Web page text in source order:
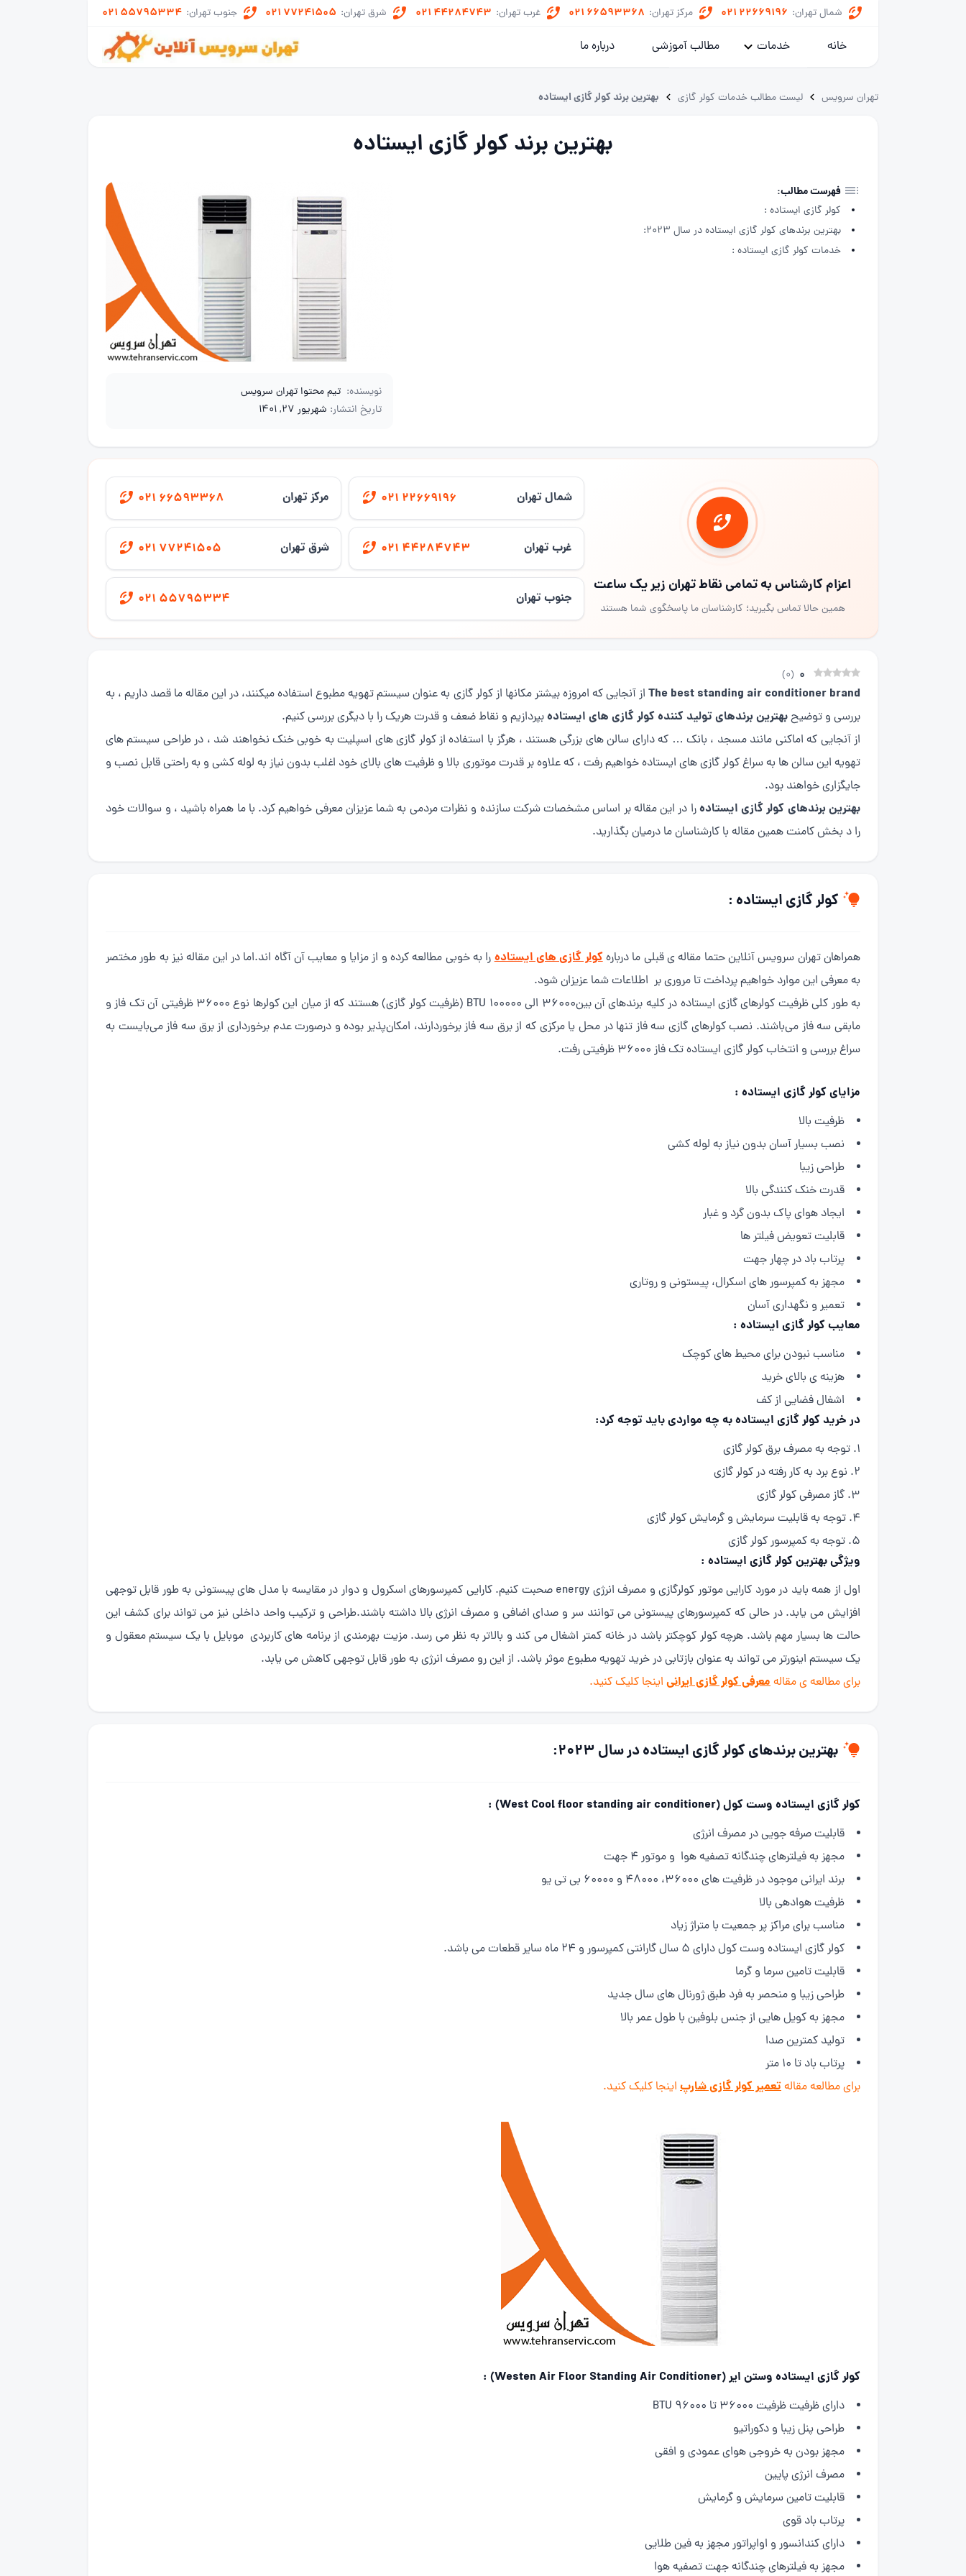
شمال تهران: 021 22669196 مرکز تهران: 021 66593368 غرب تهران: 021 44284743 شرق تهران: 021 77241505 جنوب تهران: 021 55795334
خانه خدمات
ماشین لباسشویی
خدمات داکت اسپلیت
مطالب آموزشی درباره ما
تهران سرویس لیست مطالب خدمات کولر گازی بهترین برند کولر گازی ایستاده
بهترین برند کولر گازی ایستاده
نویسنده: تیم محتوا تهران سرویس
تاریخ انتشار: شهریور 27, 1401
فهرست مطالب:
کولر گازی ایستاده :
بهترین برندهای کولر گازی ایستاده در سال 2023:
خدمات کولر گازی ایستاده :
اعزام کارشناس به تمامی نقاط تهران زیر یک ساعت
همین حالا تماس بگیرید؛ کارشناسان ما پاسخگوی شما هستند
شمال تهران 021 22669196 مرکز تهران 021 66593368
غرب تهران 021 44284743 شرق تهران 021 77241505
جنوب تهران 021 55795334
0
(
0
)
The best standing air conditioner brand از آنجایی که امروزه بیشتر مکانها از کولر گازی به عنوان سیستم تهویه مطبوع استفاده میکنند، در این مقاله ما قصد داریم ، به
بررسی و توضیحبهترین برندهای تولید کننده کولر گازی های ایستادهبپردازیم و نقاط ضعف و قدرت هریک را با دیگری بررسی کنیم.
از آنجایی که اماکنی مانند مسجد ، بانک … که دارای سالن های بزرگی هستند ، هرگز با استفاده از کولر گازی های اسپلیت به خوبی خنک نخواهند شد ، در طراحی سیستم های
تهویه این سالن ها به سراغ کولر گازی های ایستاده خواهیم رفت ، که علاوه بر قدرت موتوری بالا و ظرفیت های بالای خود اغلب بدون نیاز به لوله کشی و به راحتی قابل نصب و
جایگزاری خواهند بود.
بهترین برندهای کولر گازی ایستادهرا در این مقاله بر اساس مشخصات شرکت سازنده و نظرات مردمی به شما عزیزان معرفی خواهیم کرد. با ما همراه باشید ، و سوالات خود
را د بخش کامنت همین مقاله با کارشناسان ما درمیان بگذارید.
کولر گازی ایستاده :
همراهان تهران سرویس آنلاین حتما مقاله ی قبلی ما دربارهکولر گازی های ایستادهرا به خوبی مطالعه کرده و از مزایا و معایب آن آگاه اند.اما در این مقاله نیز به طور مختصر
به معرفی این موارد خواهیم پرداخت تا مروری بر اطلاعات شما عزیزان شود.
به طور کلی ظرفیت کولر‌های گازی ایستاده در کلیه برند‌های آن بین۳۶۰۰۰ الی ۱۰۰۰۰۰ BTU (ظرفیت کولر گازی) هستند که از میان این کولر‌ها نوع ۳۶۰۰۰ ظرفیتی آن تک فاز و
مابقی سه فاز می‌باشند. نصب کولر‌های گازی سه فاز تنها در محل یا مرکزی که از برق سه فاز برخوردارند، امکان‌پذیر بوده و درصورت عدم برخورداری از برق سه فاز می‌بایست به
سراغ بررسی و انتخاب کولر گازی ایستاده تک فاز ۳۶۰۰۰ ظرفیتی رفت.
مزایای کولر گازی ایستاده :
ظرفیت بالا
نصب بسیار آسان بدون نیاز به لوله کشی
طراحی زیبا
قدرت خنک کنندگی بالا
ایجاد هوای پاک بدون گرد و غبار
قابلیت تعویض فیلتر ها
پرتاب باد در چهار جهت
مجهز به کمپرسور های اسکرال، پیستونی و روتاری
تعمیر و نگهداری آسان
معایب کولر گازی ایستاده :
مناسب نبودن برای محیط های کوچک
هزینه ی بالای خرید
اشغال فضایی از کف
در خرید کولر گازی ایستاده به چه مواردی باید توجه کرد:
توجه به مصرف برق کولر گازی
نوع برد به کار رفته در کولر گازی
گاز مصرفی کولر گازی
توجه به قابلیت سرمایش و گرمایش کولر گازی
توجه به کمپرسور کولر گازی
ویژگی بهترین کولر گازی ایستاده :
اول از همه باید در مورد کارایی موتور کولرگازی و مصرف انرژی energy صحبت کنیم. کارایی کمپرسورهای اسکرول و دوار در مقایسه با مدل های پیستونی به طور قابل توجهی
افزایش می یابد. در حالی که کمپرسورهای پیستونی می توانند سر و صدای اضافی و مصرف انرژی بالا داشته باشند.طراحی و ترکیب واحد داخلی نیز می تواند برای کشف این
حالت ها بسیار مهم باشد. هرچه کولر کوچکتر باشد در خانه کمتر اشغال می کند و بالاتر به نظر می رسد. مزیت بهرمندی از برنامه های کاربردی موبایل با یک سیستم معقول و
یک سیستم اینورتر می تواند به عنوان بازتابی در خرید تهویه مطبوع موثر باشد. از این رو مصرف انرژی به طور قابل توجهی کاهش می یابد.
برای مطالعه ی مقالهمعرفی کولر گازی ایرانی اینجا کلیک کنید.
بهترین برندهای کولر گازی ایستاده در سال 2023:
کولر گازی ایستاده وست کول (West Cool floor standing air conditioner) :
قابلیت صرفه جویی در مصرف انرژی
مجهز به فیلترهای چندگانه تصفیه هوا و موتور 4 جهت
برند ایرانی موجود در ظرفیت های 36000، 48000 و 60000 بی تی یو
ظرفیت هوادهی بالا
مناسب برای مراکز پر جمعیت با متراژ زیاد
کولر گازی ایستاده وست کول دارای 5 سال گارانتی کمپرسور و 24 ماه سایر قطعات می باشد.
قابلیت تامین سرما و گرما
طراحی زیبا و منحصر به فرد طبق ژورنال های سال جدید
مجهز به کویل هایی از جنس بلوفین با طول عمر بالا
تولید کمترین صدا
پرتاب باد تا 10 متر
برای مطالعه مقالهتعمیر کولر گازی شارپ اینجا کلیک کنید.
کولر گازی ایستاده وستن ایر (Westen Air Floor Standing Air Conditioner) :
دارای ظرفیت ظرفیت 36000 تا 96000 BTU
طراحی پنل زیبا و دکوراتیو
مجهز بودن به خروجی هوای عمودی و افقی
مصرف انرژی پایین
قابلیت تامین سرمایش و گرمایش
پرتاب باد قوی
دارای کندانسور و اواپراتور مجهز به فین طلایی
مجهز به فیلتر‌های چندگانه جهت تصفیه هوا